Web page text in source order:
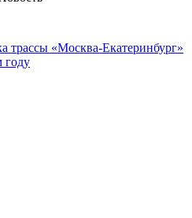
трассы «Москва-Екатеринбург»
году